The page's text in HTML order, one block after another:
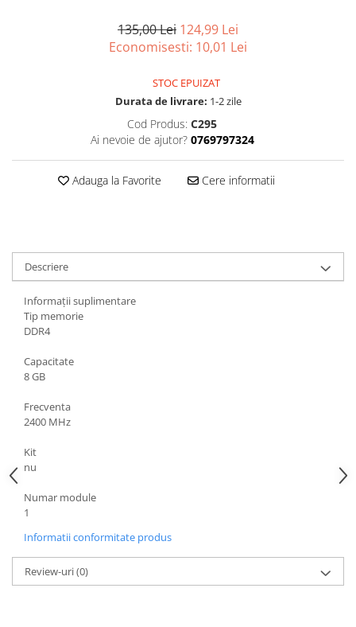
Laptopuri / Notebook-uri
Laptop / Notebook NOI
Laptop / Notebook REFURBISHED
135,00 Lei 124,99 Lei
Economisesti: 10,01 Lei
STOC EPUIZAT
Durata de livrare: 1-2 zile
Cod Produs: C295
Ai nevoie de ajutor? 0769797324
Adauga la Favorite Cere informatii
Descriere
Informații suplimentare
Tip memorie
DDR4
Capacitate
8 GB
Frecventa
2400 MHz
Kit
nu
Numar module
1
Informatii conformitate produs
Review-uri(0)